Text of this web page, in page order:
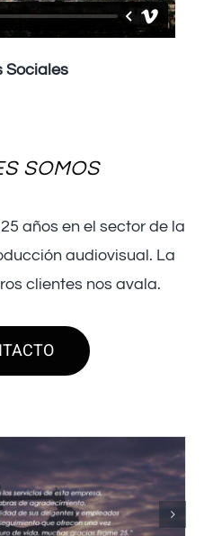
Sociales
SOMOS
años en el sector de la
audiovisual. La
clientes nos avala.